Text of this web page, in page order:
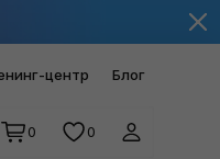
центр Блог
0 0